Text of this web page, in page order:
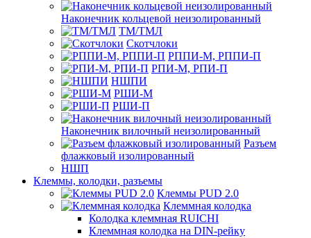
Наконечник кольцевой неизолированный
ТМ/ТМЛ
Скотчлоки
РППИ-М, РППИ-П
РПИ-М, РПИ-П
НШПИ
РШИ-М
РШИ-П
Наконечник вилочный неизолированный
Разъем
флажковый изолированный
НШП
Клеммы, колодки, разъемы
Клеммы PUD 2.0
Клеммная колодка
Колодка клеммная RUICHI
Клеммная колодка на DIN-рейку